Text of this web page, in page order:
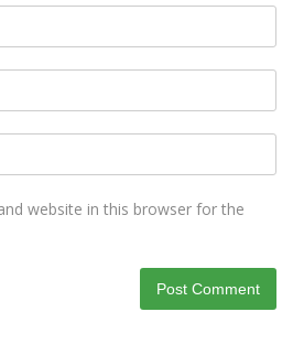
website in this browser for the